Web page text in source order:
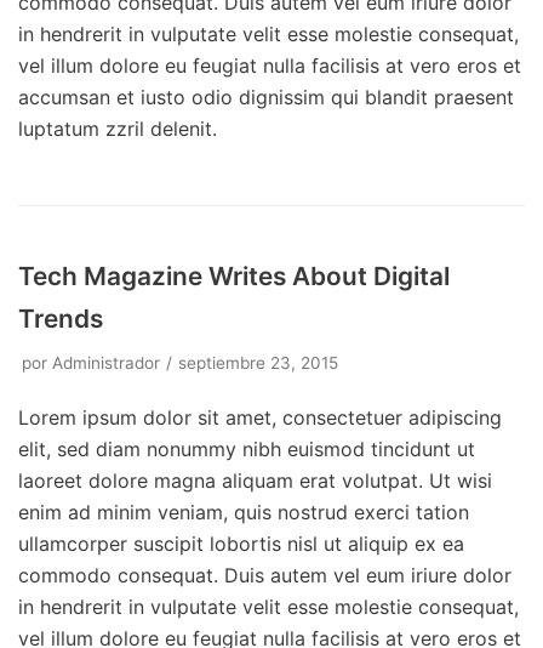
in hendrerit in vulputate velit esse molestie consequat,
vel illum dolore eu feugiat nulla facilisis at vero eros et
accumsan et iusto odio dignissim qui blandit praesent
luptatum zzril delenit.
Tech Magazine Writes About Digital
Trends
por Administrador septiembre 23, 2015
Lorem ipsum dolor sit amet, consectetuer adipiscing
elit, sed diam nonummy nibh euismod tincidunt ut
laoreet dolore magna aliquam erat volutpat. Ut wisi
enim ad minim veniam, quis nostrud exerci tation
ullamcorper suscipit lobortis nisl ut aliquip ex ea
commodo consequat. Duis autem vel eum iriure dolor
in hendrerit in vulputate velit esse molestie consequat,
vel illum dolore eu feugiat nulla facilisis at vero eros et